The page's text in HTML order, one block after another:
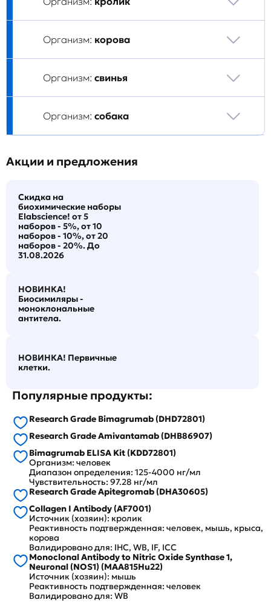
Организм: корова
Организм: свинья
Организм: собака
Акции и предложения
Скидка на
биохимические наборы
Elabscience! от 5
наборов - 5%, от 10
наборов - 10%, от 20
наборов - 20%. До
31.08.2026
НОВИНКА!
Биосимиляры -
моноклональные
антитела.
НОВИНКА! Первичные
клетки.
Популярные продукты:
Research Grade Bimagrumab (DHD72801)
Research Grade Amivantamab (DHB86907)
Bimagrumab ELISA Kit (KDD72801)
Организм: человек
Диапазон определения: 125-4000 нг/мл
Чувствительность: 97.28 нг/мл
Research Grade Apitegromab (DHA30605)
Collagen I Antibody (AF7001)
Источник (хозяин): кролик
Реактивность подтвержденная: человек, мышь, крыса,
корова
Валидировано для: IHC, WB, IF, ICC
Monoclonal Antibody to Nitric Oxide Synthase 1,
Neuronal (NOS1) (MAA815Hu22)
Источник (хозяин): мышь
Реактивность подтвержденная: человек
Валидировано для: WB